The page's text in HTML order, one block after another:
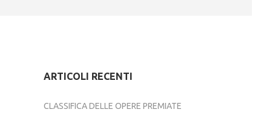
ARTICOLI RECENTI
CLASSIFICA DELLE OPERE PREMIATE